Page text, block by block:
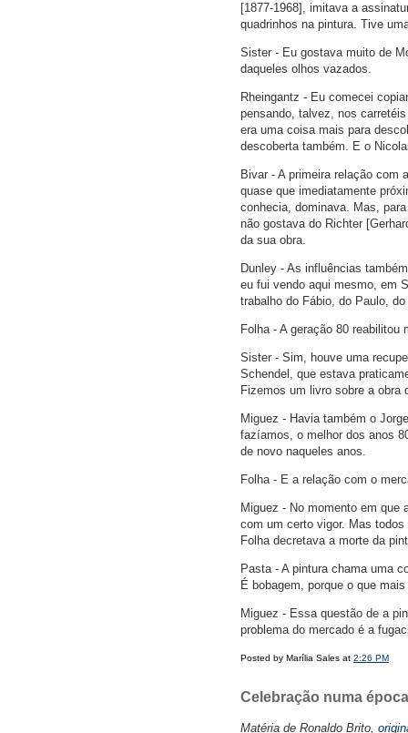
[1877-1968], imitava a
quadrinhos na pintura. Tive
Sister - Eu gostava muito de
daqueles olhos vazados.
Rheingantz - Eu comecei
pensando, talvez, nos
era uma coisa mais para
descoberta também. E o
Bivar - A primeira relação com
quase que imediatamente
conhecia, dominava. Mas,
não gostava do Richter
da sua obra.
Dunley - As influências
eu fui vendo aqui mesmo, em
trabalho do Fábio, do Paulo,
Folha - A geração 80
Sister - Sim, houve uma
Schendel, que estava
Fizemos um livro sobre a obra
Miguez - Havia também o
fazíamos, o melhor dos anos
de novo naqueles anos.
Folha - E a relação com o
Miguez - No momento em que
com um certo vigor. Mas
Folha decretava a morte da
Pasta - A pintura chama uma
É bobagem, porque o que
Miguez - Essa questão de a
problema do mercado é a
Posted by Marília Sales at 2:26 PM
Celebração numa
Matéria de Ronaldo Brito,